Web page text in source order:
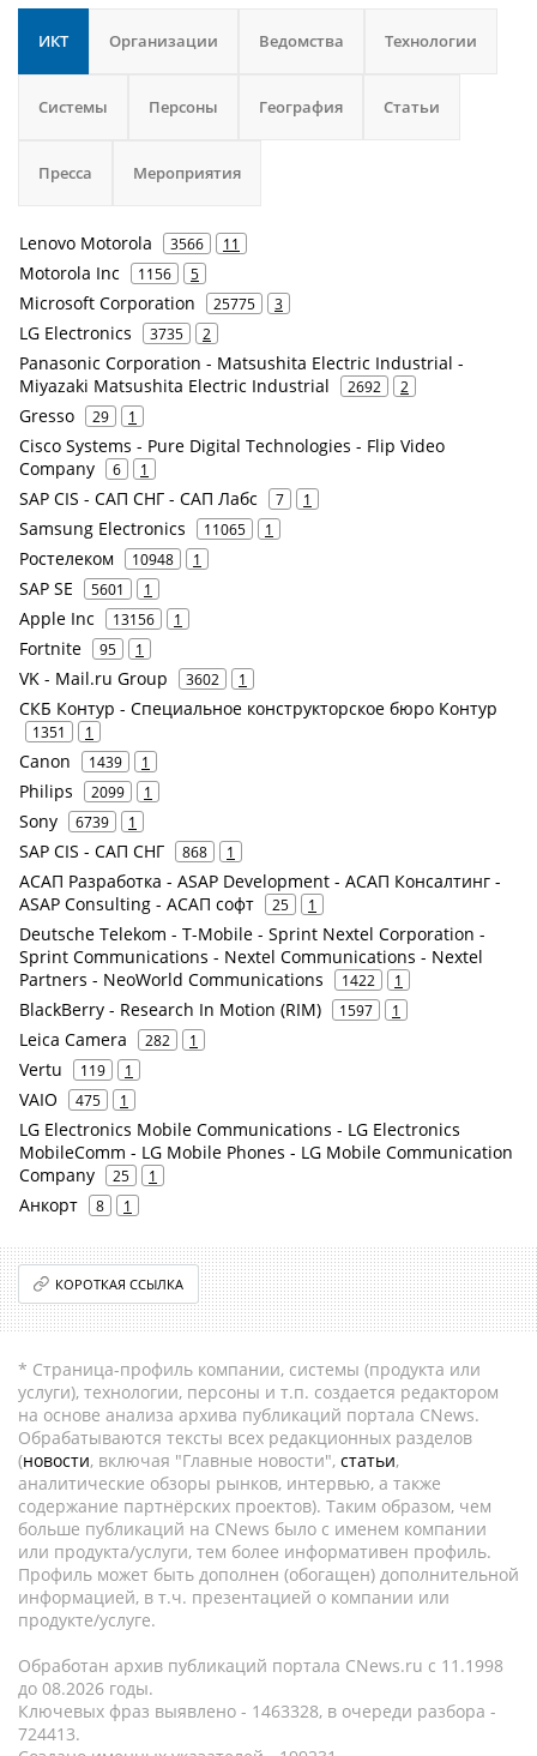
ИКТ Организации Ведомства Технологии
Системы Персоны География Статьи
Пресса Мероприятия
Lenovo Motorola 3566 11
Motorola Inc 1156 5
Microsoft Corporation 25775 3
LG Electronics 3735 2
Panasonic Corporation - Matsushita Electric Industrial -
Miyazaki Matsushita Electric Industrial
2692 2
Gresso 29 1
Cisco Systems - Pure Digital Technologies - Flip Video
Company
6 1
SAP CIS - САП СНГ - САП Лабс 7 1
Samsung Electronics 11065 1
Ростелеком 10948 1
SAP SE 5601 1
Apple Inc 13156 1
Fortnite 95 1
VK - Mail.ru Group 3602 1
СКБ Контур - Специальное конструкторское бюро Контур
1351 1
Canon 1439 1
Philips 2099 1
Sony 6739 1
SAP CIS - САП СНГ 868 1
АСАП Разработка - ASAP Development - АСАП Консалтинг -
ASAP Consulting - АСАП софт
25 1
Deutsche Telekom - T-Mobile - Sprint Nextel Corporation -
Sprint Communications - Nextel Communications - Nextel
Partners - NeoWorld Communications
1422 1
BlackBerry - Research In Motion (RIM) 1597 1
Leica Camera 282 1
Vertu 119 1
VAIO 475 1
LG Electronics Mobile Communications - LG Electronics
MobileComm - LG Mobile Phones - LG Mobile Communication
Company
25 1
Анкорт 8 1
КОРОТКАЯ ССЫЛКА
* Страница-профиль компании, системы (продукта или
услуги), технологии, персоны и т.п. создается редактором
на основе анализа архива публикаций портала CNews.
Обрабатываются тексты всех редакционных разделов
(новости, включая "Главные новости", статьи,
аналитические обзоры рынков, интервью, а также
содержание партнёрских проектов). Таким образом, чем
больше публикаций на CNews было с именем компании
или продукта/услуги, тем более информативен профиль.
Профиль может быть дополнен (обогащен) дополнительной
информацией, в т.ч. презентацией о компании или
продукте/услуге.
Обработан архив публикаций портала CNews.ru c 11.1998
до 08.2026 годы.
Ключевых фраз выявлено - 1463328, в очереди разбора -
724413.